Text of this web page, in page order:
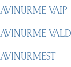
AVINURME VAIP
AVINURME VALD
AVINURMEST